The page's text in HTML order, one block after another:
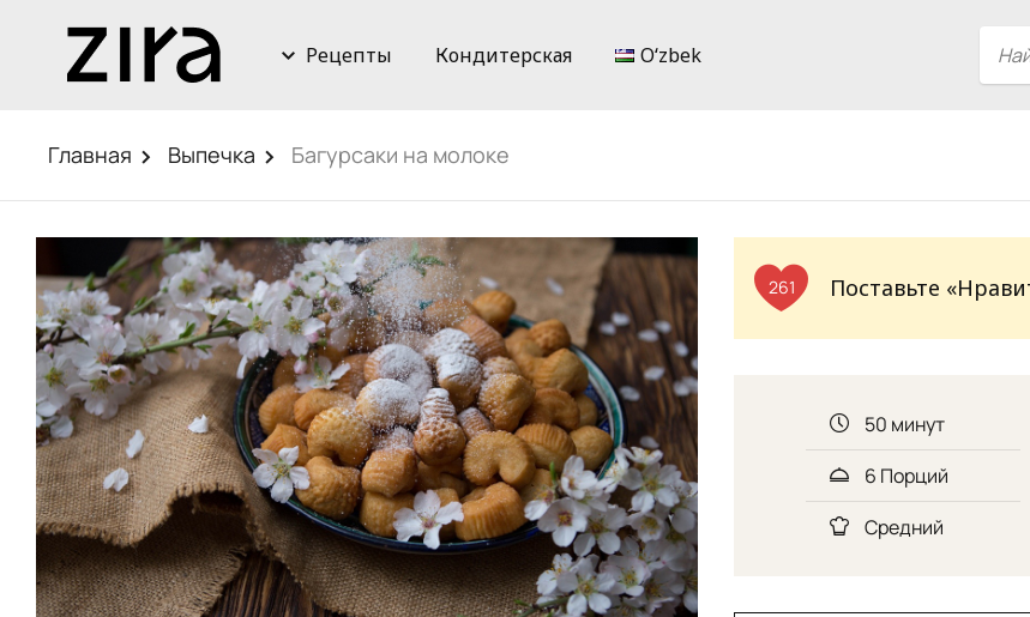
Рецепты Кондитерская Oʻzbek
Главная Выпечка Багурсаки на молоке
261 Поставьте
50 минут
6 Порций
Средний